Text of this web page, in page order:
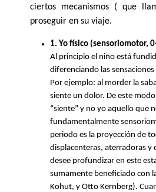
ciertos mecanismos ( que
proseguir en su viaje.
1. Yo físico (sensoriomotor,
Al principio el niño está
diferenciando las
Por ejemplo: al morder la
siente un dolor. De este
“siente” y no yo aquello que
fundamentalmente
periodo es la proyección de
displacenteras, aterradoras y
desee profundizar en este
sumamente beneficiado con
Kohut, y Otto Kernberg).